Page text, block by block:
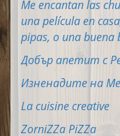
Me encantan las
una película en
pipas, o una buena
Добър апетит с
Изненадите на
La cuisine creative
ZorniZZa PiZZa